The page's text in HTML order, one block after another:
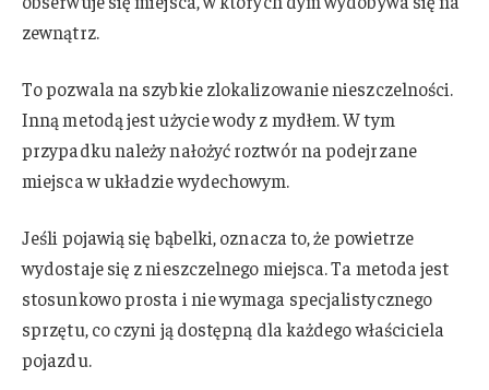
zewnątrz.
To pozwala na szybkie zlokalizowanie nieszczelności.
Inną metodą jest użycie wody z mydłem. W tym
przypadku należy nałożyć roztwór na podejrzane
miejsca w układzie wydechowym.
Jeśli pojawią się bąbelki, oznacza to, że powietrze
wydostaje się z nieszczelnego miejsca. Ta metoda jest
stosunkowo prosta i nie wymaga specjalistycznego
sprzętu, co czyni ją dostępną dla każdego właściciela
pojazdu.